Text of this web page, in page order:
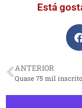
Está
ANTERIOR